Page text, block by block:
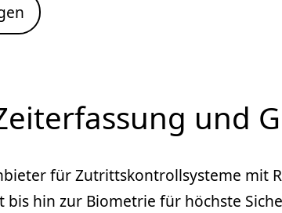
und
für Zutrittskontrollsysteme mit
bis hin zur Biometrie für höchste